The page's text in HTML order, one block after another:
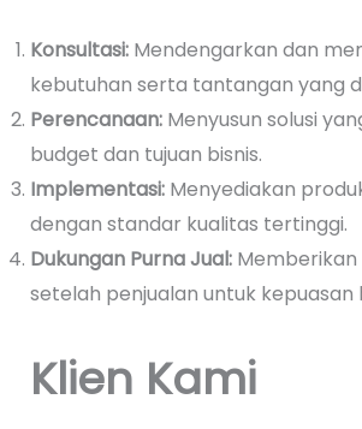
Konsultasi:Mendengarkan dan
kebutuhan serta tantangan yang
Perencanaan:Menyusun solusi
budget dan tujuan bisnis.
Implementasi:Menyediakan
dengan standar kualitas tertinggi.
Dukungan Purna Jual:Memberikan
setelah penjualan untuk kepuasan
Klien Kami